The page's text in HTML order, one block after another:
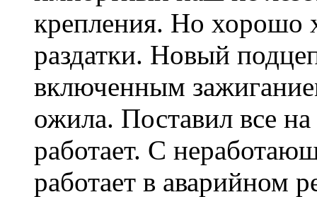
крепления. Но хорошо
раздатки. Новый
включенным
ожила. Поставил все
работает. С
работает в аварийном